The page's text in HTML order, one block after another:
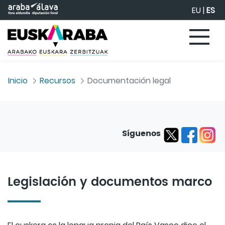
Saltar al contenido principal EU|ES
Inicio Recursos Documentación legal
Síguenos
Legislación y documentos marco